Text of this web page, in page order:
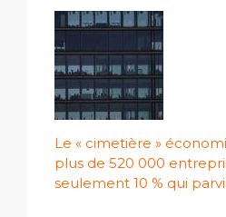
Le « cimetière »
plus de 520 000
seulement 10 % qui